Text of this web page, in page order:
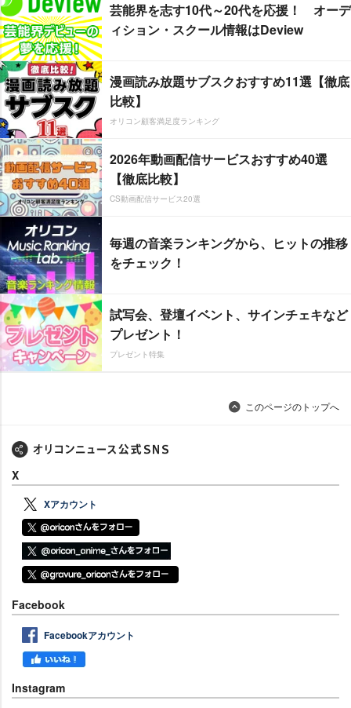
芸能界を志す10代～20代を応援！ オーデ
ィション・スクール情報はDeview
漫画読み放題サブスクおすすめ11選【徹底
比較】
オリコン顧客満足度ランキング
2026年動画配信サービスおすすめ40選
【徹底比較】
CS動画配信サービス20選
毎週の音楽ランキングから、ヒットの推移
をチェック！
試写会、登壇イベント、サインチェキなど
プレゼント！
プレゼント特集
このページのトップへ
X
Xアカウント
Facebook
Facebookアカウント
Instagram